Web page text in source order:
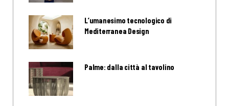
L’umanesimo tecnologico di
Mediterranea Design
Palme: dalla città al tavolino